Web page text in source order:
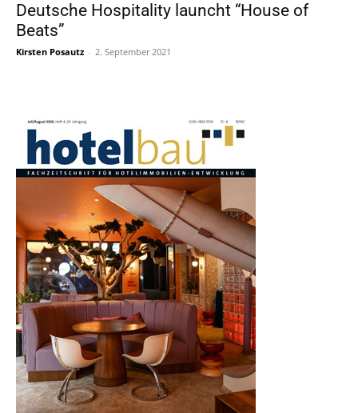
Deutsche Hospitality launcht “House of
Beats”
Kirsten Posautz - 2. September 2021